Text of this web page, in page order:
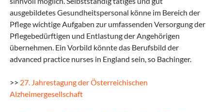
ausgebildetes Gesundheitspersonal könne im Bereich der
Pflege wichtige Aufgaben zur umfassenden Versorgung der
Pflegebedürftigen und Entlastung der Angehörigen
übernehmen. Ein Vorbild könnte das Berufsbild der
advanced practice nurses in England sein, so Bachinger.
>> 27. Jahrestagung der Österreichischen
Alzheimergesellschaft